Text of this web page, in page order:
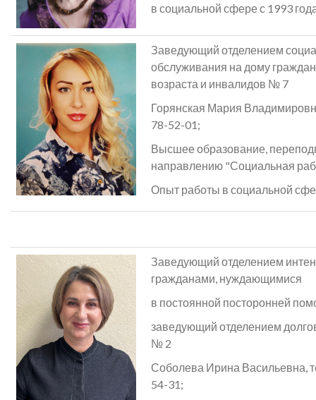
в социальной сфере с 1993
Заведующий отделением
обслуживания на дому
возраста и инвалидов № 7
Горянская Мария
78-52-01;
Высшее образование,
направлению "Социальная
Опыт работы в социальной
Заведующий отделением
гражданами, нуждающимися
в постоянной посторонней
заведующий отделением
№ 2
Соболева Ирина Васильевна,
54-31;